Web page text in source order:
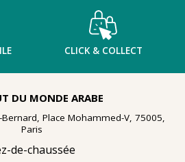
CLICK & COLLECT
DU MONDE ARABE
Place Mohammed-V, 75005,
Paris
de-chaussée